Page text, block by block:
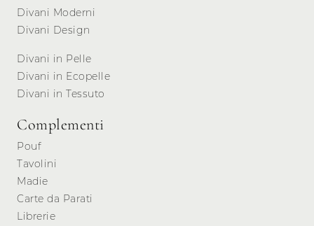
Divani Moderni
Divani Design
Divani in Pelle
Divani in Ecopelle
Divani in Tessuto
Complementi
Pouf
Tavolini
Madie
Carte da Parati
Librerie